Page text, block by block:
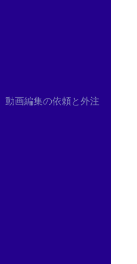
動画編集の依頼と外注